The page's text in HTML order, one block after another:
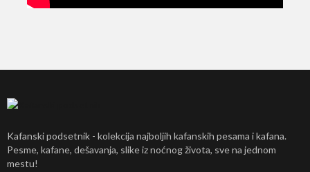
Kafanski podsetnik - kolekcija najboljih kafanskih pesama i kafana.
Pesme, kafane, dešavanja, slike iz noćnog života, sve na jednom
mestu!